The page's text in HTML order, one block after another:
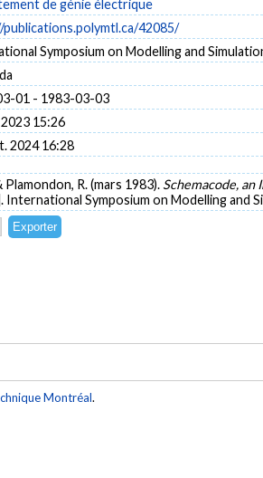
de génie électrique
42085/
Symposium on Modelling and
01 - 1983-03-03
2023 15:26
2024 16:28
Plamondon, R. (mars 1983). Schemacode,
International Symposium on Modelling and
Montréal.